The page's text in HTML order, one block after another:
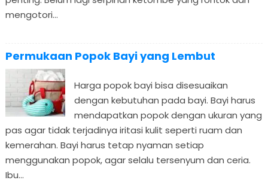
mengotori...
Permukaan Popok Bayi yang Lembut
Harga popok bayi bisa disesuaikan
dengan kebutuhan pada bayi. Bayi harus
mendapatkan popok dengan ukuran yang
pas agar tidak terjadinya iritasi kulit seperti ruam dan
kemerahan. Bayi harus tetap nyaman setiap
menggunakan popok, agar selalu tersenyum dan ceria.
Ibu...